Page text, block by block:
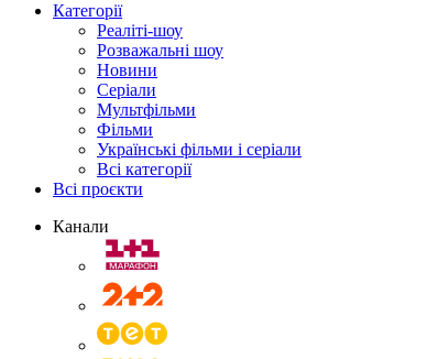
Категорії
Реаліті-шоу
Розважальні шоу
Новини
Серіали
Мультфільми
Фільми
Українські фільми і серіали
Всі категорії
Всі проєкти
Канали